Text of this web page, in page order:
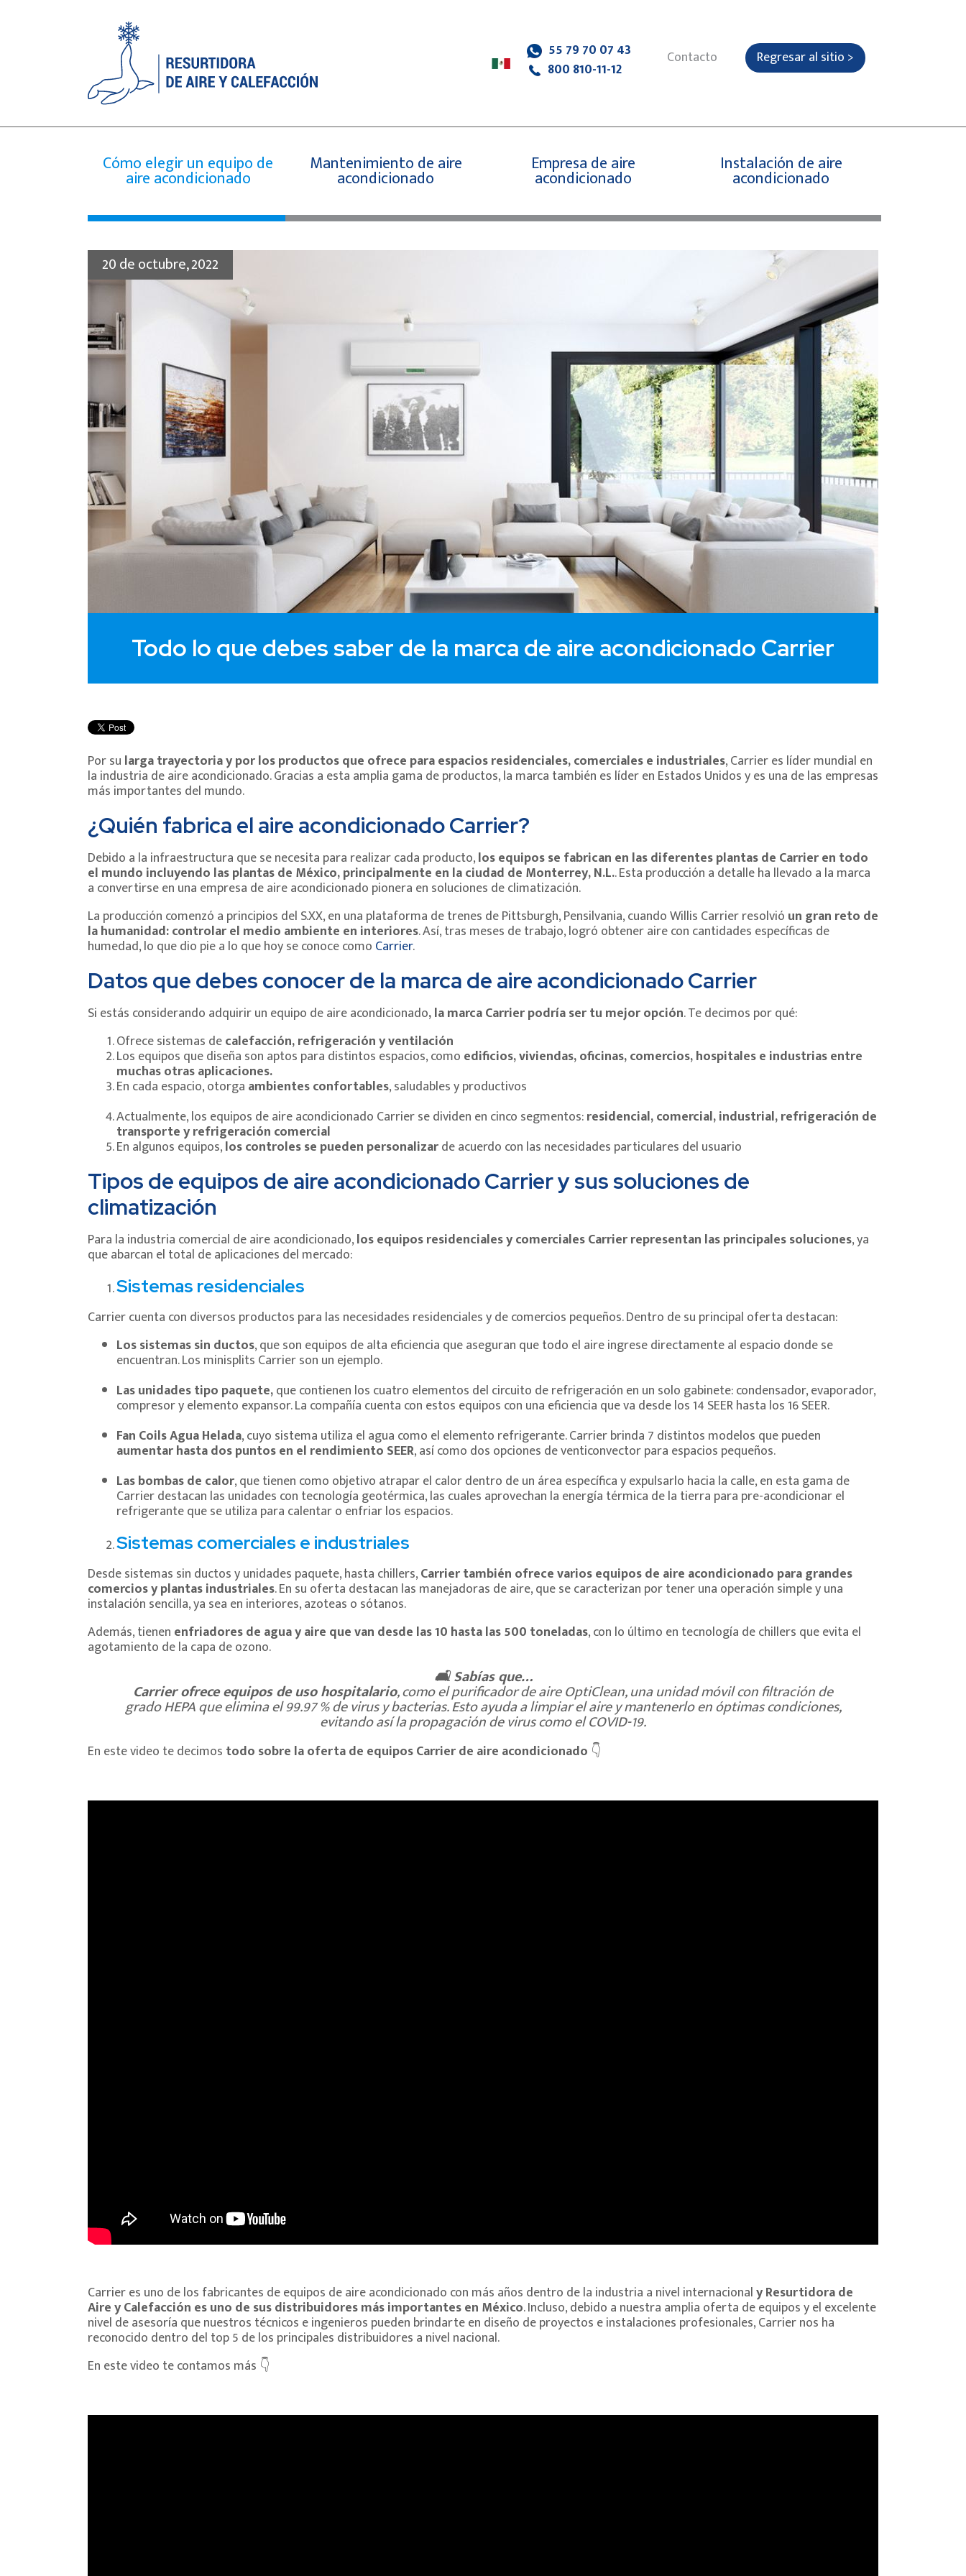
55 79 70 07 43
800 810-11-12
Contacto Regresar al sitio >
Cómo elegir un equipo de
aire acondicionado
Mantenimiento de aire
acondicionado
Empresa de aire
acondicionado
Instalación de aire
acondicionado
20 de octubre, 2022
Todo lo que debes saber de la marca de aire acondicionado Carrier
Por su larga trayectoria y por los productos que ofrece para espacios residenciales, comerciales e industriales, Carrier es líder mundial en
la industria de aire acondicionado. Gracias a esta amplia gama de productos, la marca también es líder en Estados Unidos y es una de las empresas
más importantes del mundo.
¿Quién fabrica el aire acondicionado Carrier?
Debido a la infraestructura que se necesita para realizar cada producto,los equipos se fabrican en las diferentes plantas de Carrier en todo
el mundo incluyendo las plantas de México, principalmente en la ciudad de Monterrey, N.L.. Esta producción a detalle ha llevado a la marca
a convertirse en una empresa de aire acondicionado pionera en soluciones de climatización.
La producción comenzó a principios del S.XX, en una plataforma de trenes de Pittsburgh, Pensilvania, cuando Willis Carrier resolvió un gran reto de
la humanidad:controlar el medio ambiente en interiores. Así, tras meses de trabajo, logró obtener aire con cantidades específicas de
humedad, lo que dio pie a lo que hoy se conoce como Carrier.
Datos que debes conocer de la marca de aire acondicionado Carrier
Si estás considerando adquirir un equipo de aire acondicionado, la marca Carrier podría ser tu mejor opción. Te decimos por qué:
Ofrece sistemas decalefacción, refrigeración y ventilación
Los equipos que diseña son aptos para distintos espacios, como edificios, viviendas, oficinas, comercios, hospitales e industrias entre
muchas otras aplicaciones.
En cada espacio, otorga ambientes confortables, saludables y productivos
Actualmente, los equipos de aire acondicionado Carrier se dividen en cinco segmentos:residencial, comercial, industrial, refrigeración de
transporte y refrigeración comercial
En algunos equipos,los controles se pueden personalizarde acuerdo con las necesidades particulares del usuario
Tipos de equipos de aire acondicionado Carrier y sus soluciones de
climatización
Para la industria comercial de aire acondicionado,los equipos residenciales y comerciales Carrier representan las principales soluciones, ya
que abarcan el total de aplicaciones del mercado:
Sistemas residenciales
Carrier cuenta con diversos productos para las necesidades residenciales y de comercios pequeños. Dentro de su principal oferta destacan:
Los sistemas sin ductos, que son equipos de alta eficiencia que aseguran que todo el aire ingrese directamente al espacio donde se
encuentran. Los minisplits Carrier son un ejemplo.
Las unidades tipo paquete,que contienen los cuatro elementos del circuito de refrigeración en un solo gabinete: condensador, evaporador,
compresor y elemento expansor. La compañía cuenta con estos equipos con una eficiencia que va desde los 14 SEER hasta los 16 SEER.
Fan CoilsAgua Helada, cuyo sistema utiliza el agua como el elemento refrigerante. Carrier brinda 7 distintos modelos que pueden
aumentar hasta dos puntos en el rendimiento SEER, así como dos opciones de venticonvector para espacios pequeños.
Las bombas de calor, que tienen como objetivo atrapar el calor dentro de un área específica y expulsarlo hacia la calle, en esta gama de
Carrier destacan las unidades con tecnología geotérmica, las cuales aprovechan la energía térmica de la tierra para pre-acondicionar el
refrigerante que se utiliza para calentar o enfriar los espacios.
Sistemas comerciales e industriales
Desde sistemas sin ductos y unidades paquete, hasta chillers,Carrier también ofrece varios equipos de aire acondicionado para grandes
comercios y plantas industriales. En su oferta destacan las manejadoras de aire, que se caracterizan por tener una operación simple y una
instalación sencilla, ya sea en interiores, azoteas o sótanos.
Además, tienen enfriadores de agua y aire que van desde las 10 hasta las 500 toneladas, con lo último en tecnología de chillers que evita el
agotamiento de la capa de ozono.
🛋Sabías que…
Carrier ofrece equipos de uso hospitalario, como el purificador de aire OptiClean, una unidad móvil con filtración de
grado HEPA que elimina el 99.97 % de virus y bacterias. Esto ayuda a limpiar el aire y mantenerlo en óptimas condiciones,
evitando así la propagación de virus como el COVID-19.
En este video te decimos todo sobre la oferta de equipos Carrier de aire acondicionado 👇
Carrier es uno de los fabricantes de equipos de aire acondicionado con más años dentro de la industria a nivel internacionaly Resurtidora de
Aire y Calefacción es uno de sus distribuidores más importantes en México. Incluso, debido a nuestra amplia oferta de equipos y el excelente
nivel de asesoría que nuestros técnicos e ingenieros pueden brindarte en diseño de proyectos e instalaciones profesionales, Carrier nos ha
reconocido dentro del top 5 de los principales distribuidores a nivel nacional.
En este video te contamos más 👇